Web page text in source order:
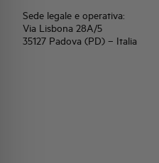
Sede legale e operativa:
Via Lisbona 28A/5
35127 Padova (PD) – Italia